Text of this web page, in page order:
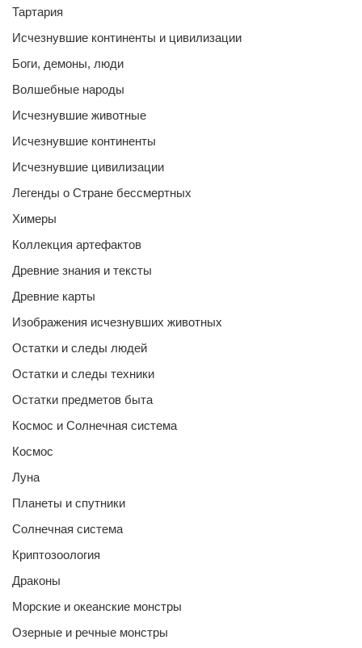
Тартария
Исчезнувшие континенты и цивилизации
Боги, демоны, люди
Волшебные народы
Исчезнувшие животные
Исчезнувшие континенты
Исчезнувшие цивилизации
Легенды о Стране бессмертных
Химеры
Коллекция артефактов
Древние знания и тексты
Древние карты
Изображения исчезнувших животных
Остатки и следы людей
Остатки и следы техники
Остатки предметов быта
Космос и Солнечная система
Космос
Луна
Планеты и спутники
Солнечная система
Криптозоология
Драконы
Морские и океанские монстры
Озерные и речные монстры